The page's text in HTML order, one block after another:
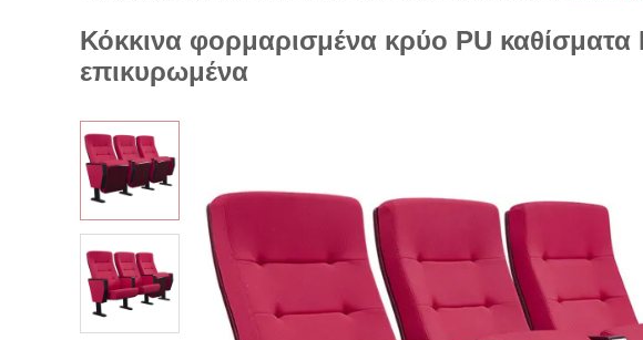
Κόκκινα φορμαρισμένα κρύο PU
επικυρωμένα